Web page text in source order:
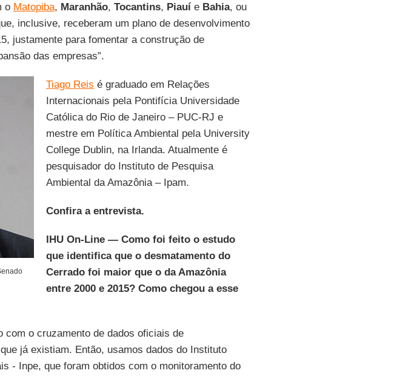
o Matopiba, Maranhão, Tocantins, Piauíe Bahia, ou
inclusive, receberam um plano de desenvolvimento
justamente para fomentar a construção de
das empresas”.
Tiago Reis é graduado em Relações
Internacionais pela Pontifícia Universidade
Católica do Rio de Janeiro – PUC-RJ e
mestre em Política Ambiental pela University
College Dublin, na Irlanda. Atualmente é
pesquisador do Instituto de Pesquisa
Ambiental da Amazônia – Ipam.
Confira a entrevista.
IHU On-Line — Como foi feito o estudo
que identifica que o desmatamento do
Cerrado foi maior que o da Amazônia
entre 2000 e 2015? Como chegou a esse
com o cruzamento de dados oficiais de
já existiam. Então, usamos dados do Instituto
- Inpe, que foram obtidos com o monitoramento do